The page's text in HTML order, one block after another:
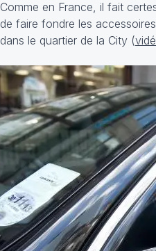
Comme en France, il fait
de faire fondre les
dans le quartier de la City (